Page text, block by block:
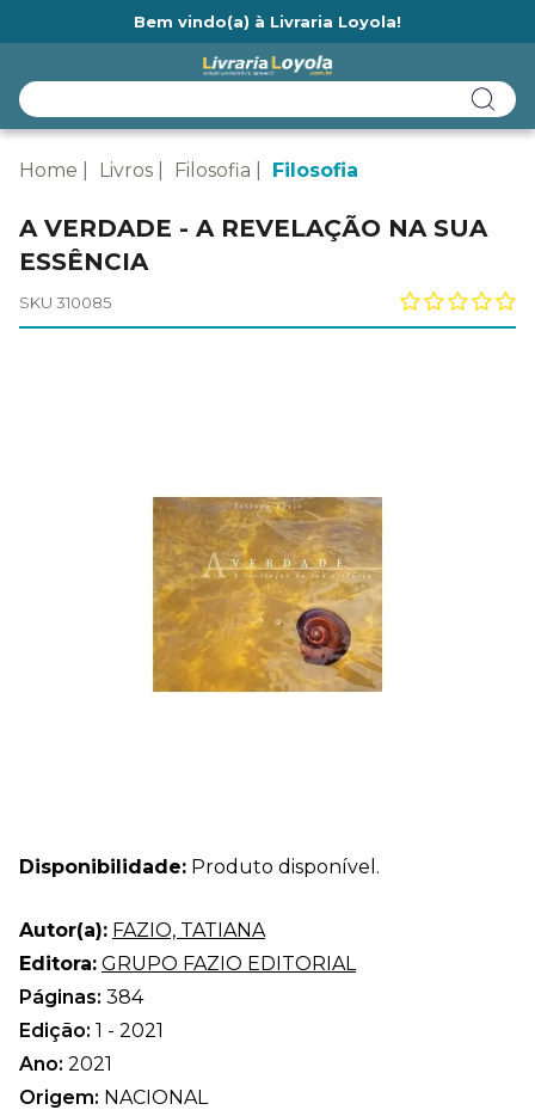
Bem vindo(a) à Livraria Loyola!
Home Livros Filosofia Filosofia
A VERDADE - A REVELAÇÃO NA SUA
ESSÊNCIA
SKU 310085
Disponibilidade: Produto disponível.
Autor(a): FAZIO, TATIANA
Editora: GRUPO FAZIO EDITORIAL
Páginas: 384
Edição: 1 - 2021
Ano: 2021
Origem: NACIONAL